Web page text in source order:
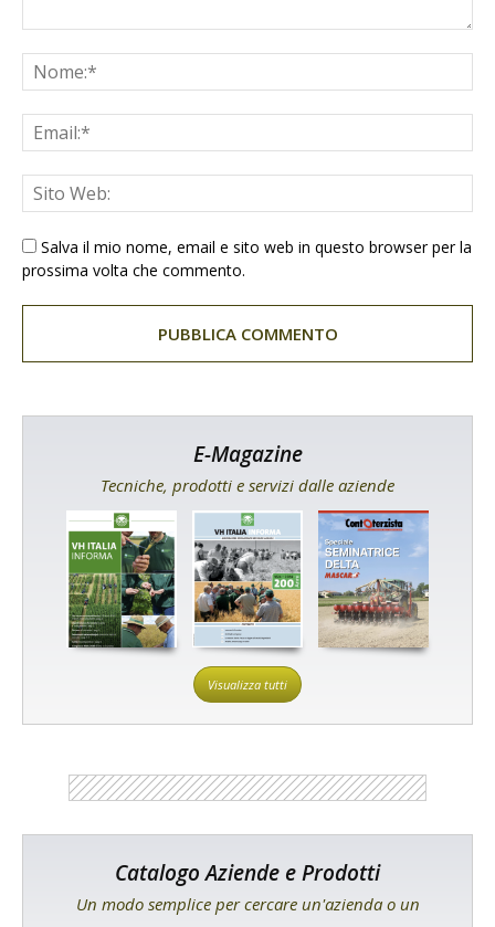
Salva il mio nome, email e sito web in questo browser per la
prossima volta che commento.
E-Magazine
Tecniche, prodotti e servizi dalle aziende
Visualizza tutti
Catalogo Aziende e Prodotti
Un modo semplice per cercare un'azienda o un